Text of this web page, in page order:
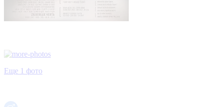
Еще 1 фото